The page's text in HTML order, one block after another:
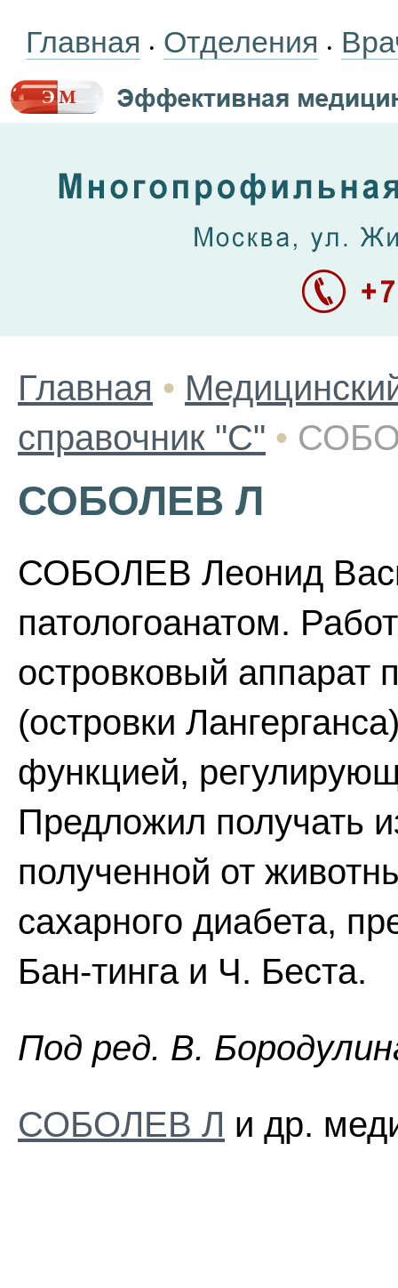
Главная • Отделения •
Главная •
справочник "С" •
СОБОЛЕВ Л
СОБОЛЕВ Леонид
патологоанатом.
островковый аппарат
(островки
функцией,
Предложил получать
полученной от
сахарного диабета,
Бан-тинга и Ч. Беста.
Пoд peд. B.
СОБОЛЕВ Л и др.